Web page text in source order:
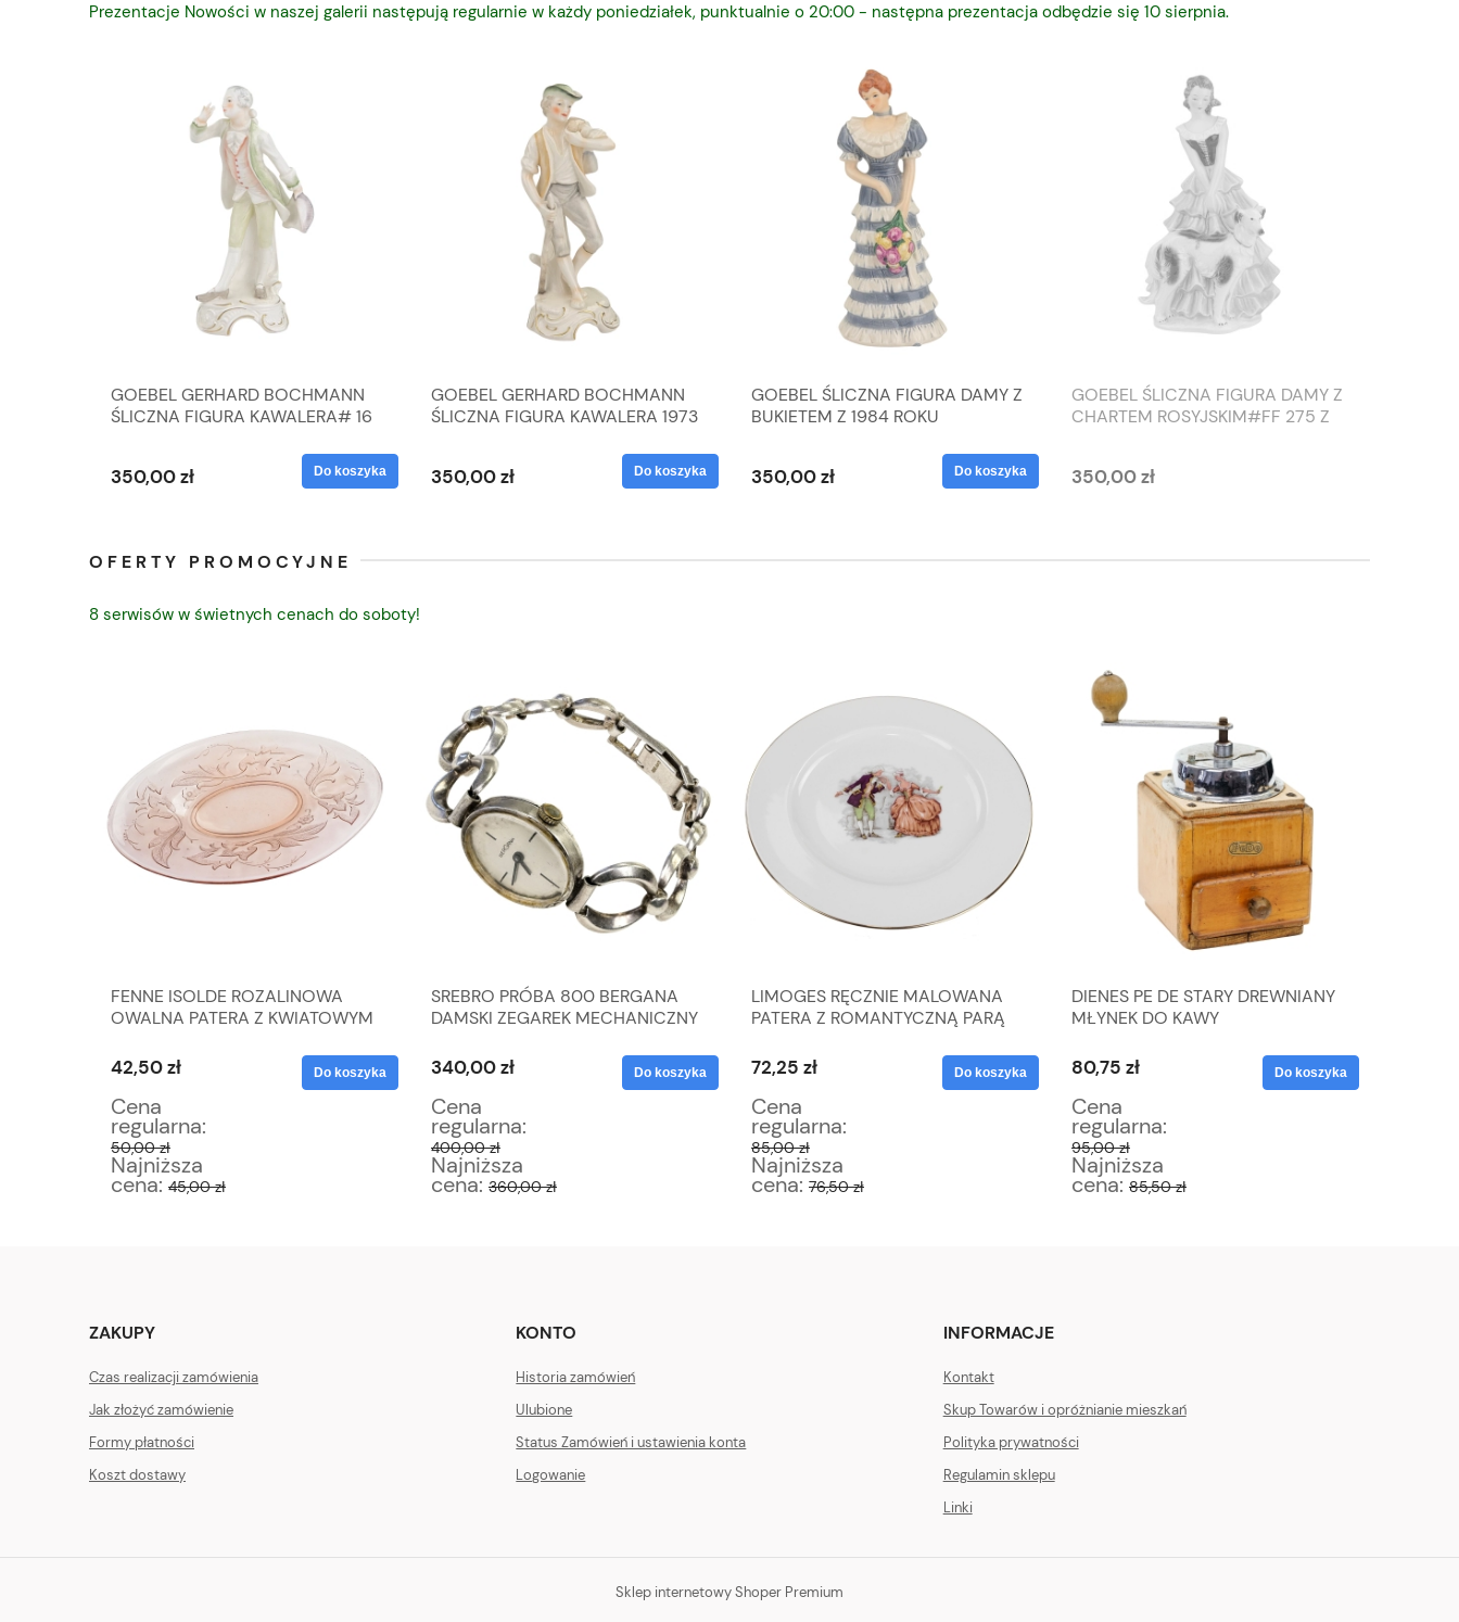
Prezentacje Nowości w naszej galerii następują regularnie w każdy poniedziałek, punktualnie o 20:00 - następna prezentacja odbędzie się 10 sierpnia.
GOEBEL GERHARD BOCHMANN
ŚLICZNA FIGURA KAWALERA# 16
350,00 zł Do koszyka
GOEBEL GERHARD BOCHMANN
ŚLICZNA FIGURA KAWALERA 1973
350,00 zł Do koszyka
GOEBEL ŚLICZNA FIGURA DAMY Z
BUKIETEM Z 1984 ROKU
350,00 zł Do koszyka
GOEBEL ŚLICZNA FIGURA DAMY Z
CHARTEM ROSYJSKIM#FF 275 Z
350,00 zł
OFERTY PROMOCYJNE
8 serwisów w świetnych cenach do soboty!
FENNE ISOLDE ROZALINOWA
OWALNA PATERA Z KWIATOWYM
42,50 zł
Cena
regularna:
50,00 zł
Najniższa
cena: 45,00 zł
Do koszyka
SREBRO PRÓBA 800 BERGANA
DAMSKI ZEGAREK MECHANICZNY
340,00 zł
Cena
regularna:
400,00 zł
Najniższa
cena: 360,00 zł
Do koszyka
LIMOGES RĘCZNIE MALOWANA
PATERA Z ROMANTYCZNĄ PARĄ
72,25 zł
Cena
regularna:
85,00 zł
Najniższa
cena: 76,50 zł
Do koszyka
DIENES PE DE STARY DREWNIANY
MŁYNEK DO KAWY
80,75 zł
Cena
regularna:
95,00 zł
Najniższa
cena: 85,50 zł
Do koszyka
ZAKUPY
Czas realizacji zamówienia
Jak złożyć zamówienie
Formy płatności
Koszt dostawy
KONTO
Historia zamówień
Ulubione
Status Zamówień i ustawienia konta
Logowanie
INFORMACJE
Kontakt
Skup Towarów i opróżnianie mieszkań
Polityka prywatności
Regulamin sklepu
Linki
Sklep internetowy Shoper Premium